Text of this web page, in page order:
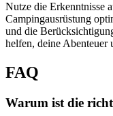
Nutze die Erkenntnisse
Campingausrüstung
und die
helfen, deine Abenteuer
FAQ
Warum ist die